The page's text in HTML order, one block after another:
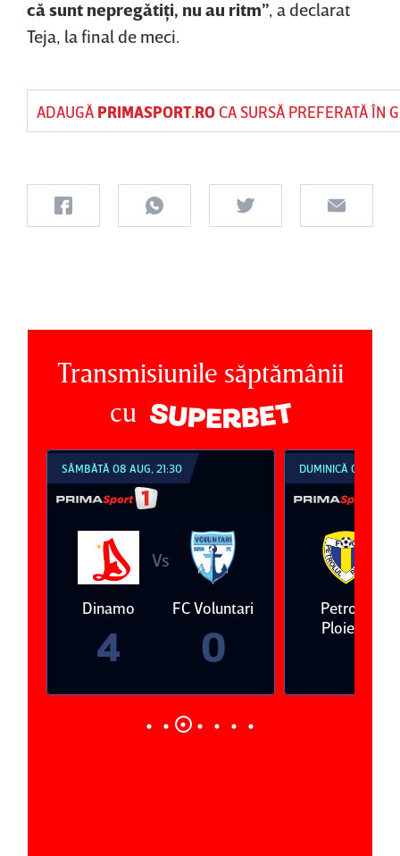
că sunt nepregătiţi, nu au ritm”, a declarat
Teja, la final de meci.
ADAUGĂ PRIMASPORT.ROCA SURSĂ PREFERATĂ ÎN
Transmisiunile săptămânii
cu
SÂMBĂTĂ 08 AUG, 21:30
Dinamo
4
Vs
FC Voluntari
0
DUMINICĂ 09 AUG,
Petrolul
Ploieşti